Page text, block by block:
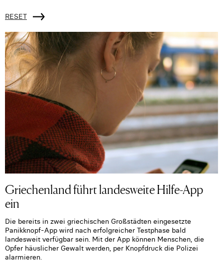
RESET
Griechenland führt landesweite Hilfe-App
ein
Die bereits in zwei griechischen Großstädten eingesetzte
Panikknopf-App wird nach erfolgreicher Testphase bald
landesweit verfügbar sein. Mit der App können Menschen, die
Opfer häuslicher Gewalt werden, per Knopfdruck die Polizei
alarmieren.